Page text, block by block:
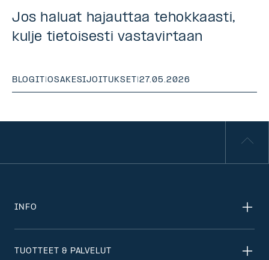
Jos haluat hajauttaa tehokkaasti,
kulje tietoisesti vastavirtaan
BLOGIT |OSAKESIJOITUKSET |27.05.2026
INFO
TUOTTEET & PALVELUT